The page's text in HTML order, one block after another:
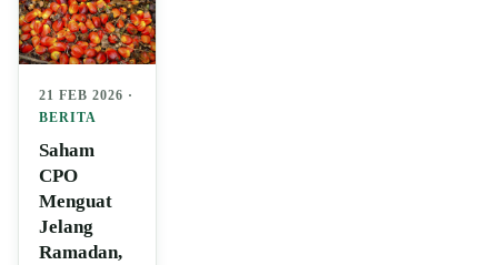
21 FEB 2026 ·
BERITA
Saham
CPO
Menguat
Jelang
Ramadan,